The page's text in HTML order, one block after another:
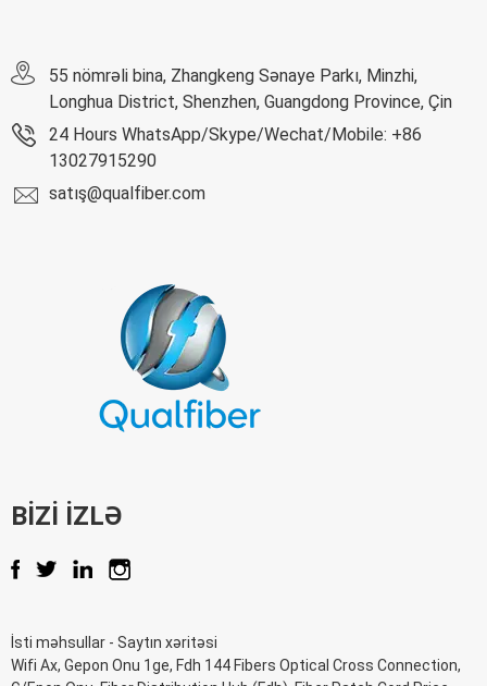
55 nömrəli bina, Zhangkeng Sənaye Parkı, Minzhi,
Longhua District, Shenzhen, Guangdong Province, Çin
24 Hours WhatsApp/Skype/Wechat/Mobile: +86
13027915290
satış@qualfiber.com
BIZI IZLƏ
İsti məhsullar - Saytın xəritəsi
Wifi Ax, Gepon Onu 1ge, Fdh 144 Fibers Optical Cross Connection,